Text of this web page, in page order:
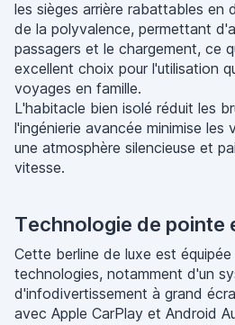
les sièges arrière rabattables en
de la polyvalence, permettant
passagers et le chargement, ce
excellent choix pour l'utilisation
voyages en famille.
L'habitacle bien isolé réduit les
l'ingénierie avancée minimise les
une atmosphère silencieuse et
vitesse.
Technologie de pointe
Cette berline de luxe est
technologies, notamment d'un
d'infodivertissement à grand
avec Apple CarPlay et Android